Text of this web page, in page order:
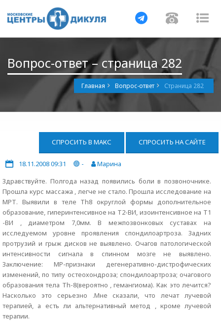
Навигация
Вопрос-ответ – страница 282
Главная Вопрос-ответ Страница 282
СПРОСИТЬ В МАКС СПРОСИТЬ НА САЙТЕ
18.11.2008 09:31 -
Марина
Здравствуйте. Полгода назад появились боли в позвоночнике.
Прошла курс массажа , легче не стало. Прошла исследование на
МРТ. Выявили в теле Тh8 округлой формы дополнительное
образование, гиперинтенсивное на Т2-ВИ, изоинтенсивное на Т1
-ВИ , диаметром 7,0мм. В межпозвонковых суставах на
исследуемом уровне проявления спондилоартроза. Задних
протрузий и грыж дисков не выявлено. Очагов патологической
интенсивности сигнала в спинном мозге не выявлено.
Заключение: МР-признаки дегенеративно-дистрофических
изменений, по типу остеохондроза; спондилоартроза; очагового
образования тела Тh-8(вероятно , гемангиома). Как это лечится?
Насколько это серьезно .Мне сказали, что лечат лучевой
терапией, а есть ли альтернативный метод , кроме лучевой
терапии.